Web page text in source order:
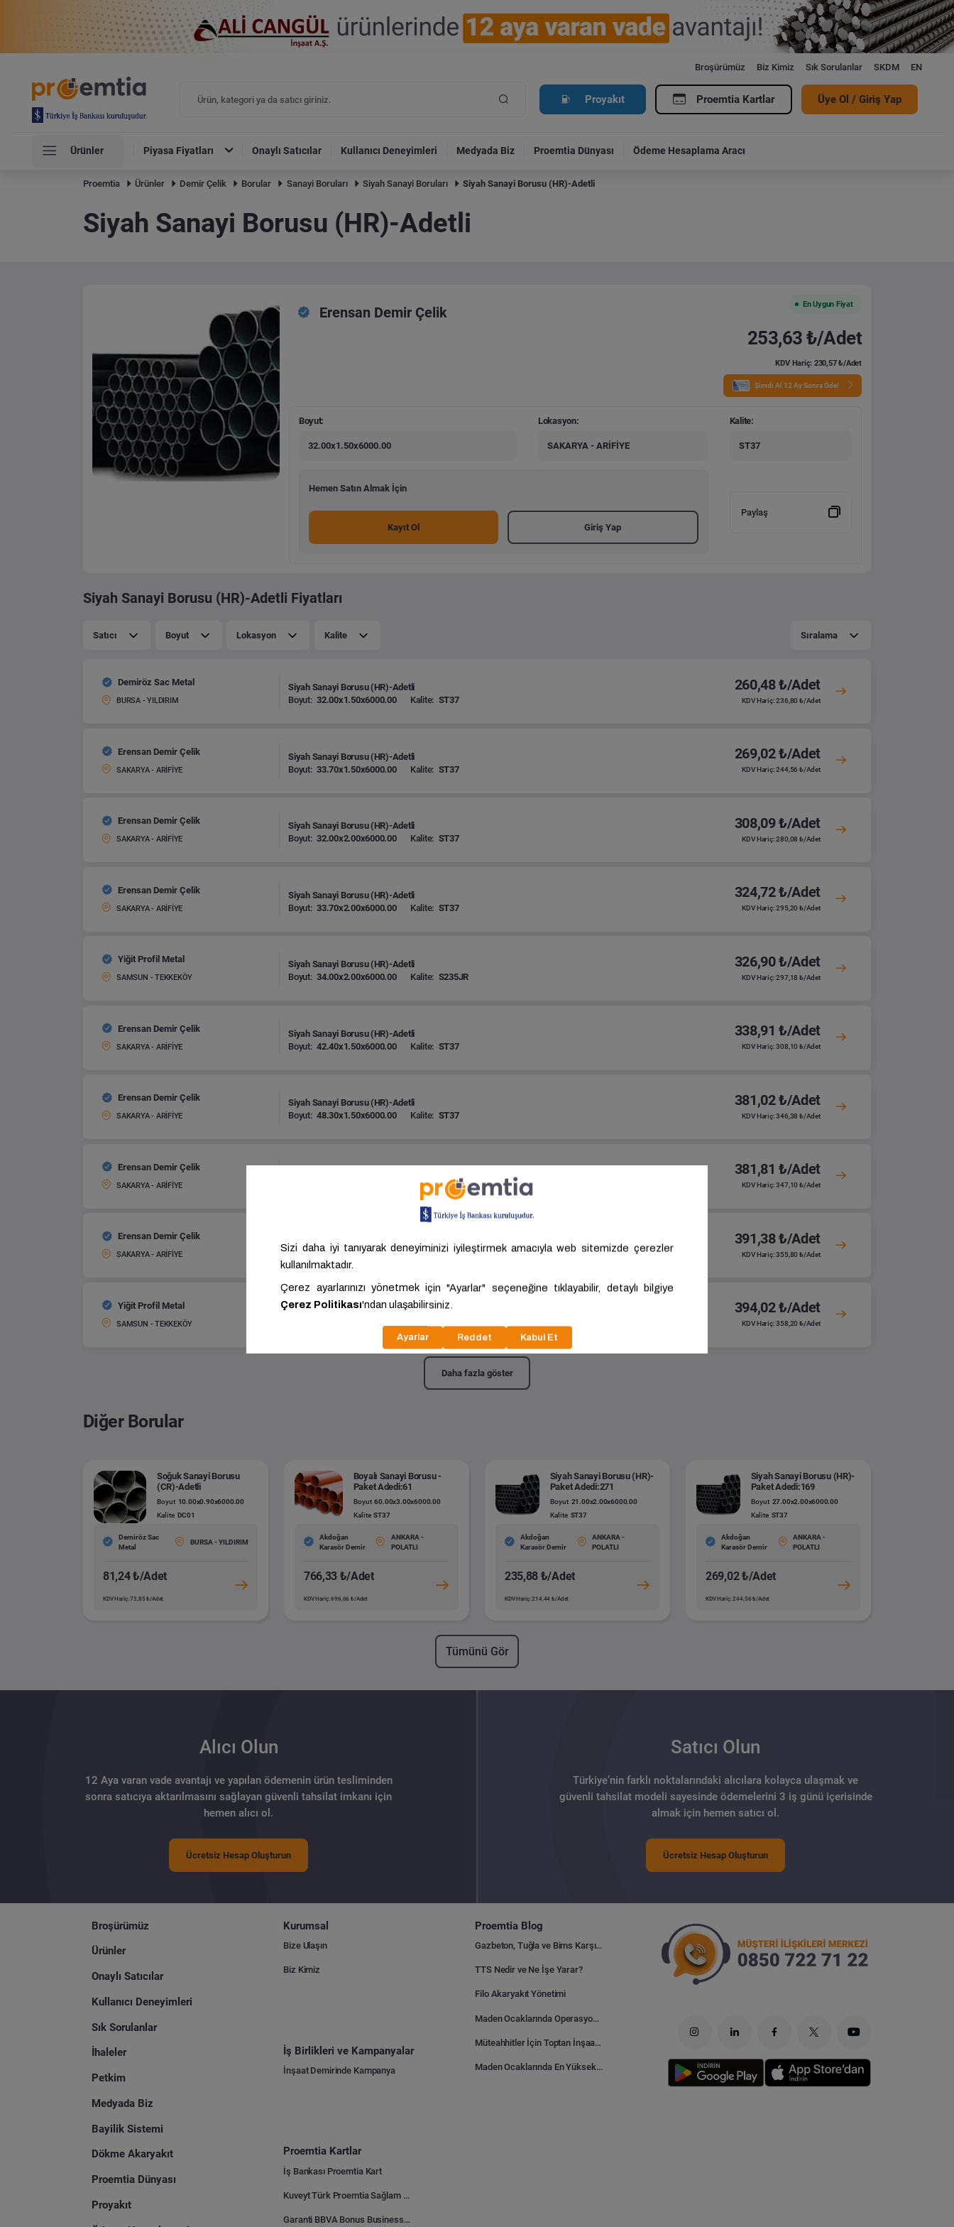
Broşürümüz Biz Kimiz Sık Sorulanlar SKDM EN
Proyakıt Proemtia Kartlar Üye Ol / Giriş Yap
Ürünler Piyasa Fiyatları Onaylı Satıcılar Kullanıcı Deneyimleri Medyada Biz Proemtia Dünyası Ödeme Hesaplama Aracı
Proemtia Ürünler Demir Çelik Borular Sanayi Boruları Siyah Sanayi Boruları Siyah Sanayi Borusu (HR)-Adetli
Siyah Sanayi Borusu (HR)-Adetli
Erensan Demir Çelik
En Uygun Fiyat
253,63 ₺/Adet
KDV Hariç: 230,57 ₺/Adet
Şimdi Al 12 Ay Sonra Öde!
Boyut:
32.00x1.50x6000.00
Lokasyon:
SAKARYA - ARİFİYE
Kalite:
ST37
Hemen Satın Almak İçin
Kayıt Ol Giriş Yap
Paylaş
Siyah Sanayi Borusu (HR)-Adetli Fiyatları
Satıcı Boyut Lokasyon Kalite Sıralama
Demiröz Sac Metal
BURSA - YILDIRIM
Siyah Sanayi Borusu (HR)-Adetli
Boyut: 32.00x1.50x6000.00 Kalite: ST37
260,48 ₺/Adet
KDV Hariç: 236,80 ₺/Adet
Erensan Demir Çelik
SAKARYA - ARİFİYE
Siyah Sanayi Borusu (HR)-Adetli
Boyut: 33.70x1.50x6000.00 Kalite: ST37
269,02 ₺/Adet
KDV Hariç: 244,56 ₺/Adet
Erensan Demir Çelik
SAKARYA - ARİFİYE
Siyah Sanayi Borusu (HR)-Adetli
Boyut: 32.00x2.00x6000.00 Kalite: ST37
308,09 ₺/Adet
KDV Hariç: 280,08 ₺/Adet
Erensan Demir Çelik
SAKARYA - ARİFİYE
Siyah Sanayi Borusu (HR)-Adetli
Boyut: 33.70x2.00x6000.00 Kalite: ST37
324,72 ₺/Adet
KDV Hariç: 295,20 ₺/Adet
Yiğit Profil Metal
SAMSUN - TEKKEKÖY
Siyah Sanayi Borusu (HR)-Adetli
Boyut: 34.00x2.00x6000.00 Kalite: S235JR
326,90 ₺/Adet
KDV Hariç: 297,18 ₺/Adet
Erensan Demir Çelik
SAKARYA - ARİFİYE
Siyah Sanayi Borusu (HR)-Adetli
Boyut: 42.40x1.50x6000.00 Kalite: ST37
338,91 ₺/Adet
KDV Hariç: 308,10 ₺/Adet
Erensan Demir Çelik
SAKARYA - ARİFİYE
Siyah Sanayi Borusu (HR)-Adetli
Boyut: 48.30x1.50x6000.00 Kalite: ST37
381,02 ₺/Adet
KDV Hariç: 346,38 ₺/Adet
Erensan Demir Çelik
SAKARYA - ARİFİYE Kalite: ST37
381,81 ₺/Adet
KDV Hariç: 347,10 ₺/Adet
Erensan Demir Çelik
SAKARYA - ARİFİYE
Siyah Sanayi Borusu (HR)-Adetli
Boyut: 33.70x2.50x6000.00 Kalite: ST37
391,38 ₺/Adet
KDV Hariç: 355,80 ₺/Adet
Yiğit Profil Metal
SAMSUN - TEKKEKÖY
Siyah Sanayi Borusu (HR)-Adetli
394,02 ₺/Adet
KDV Hariç: 358,20 ₺/Adet
Daha fazla göster
Diğer Borular
Soğuk Sanayi Borusu
(CR)-Adetli
Boyut 10.00x0.90x6000.00
Kalite DC01
Demiröz Sac
Metal
BURSA - YILDIRIM
81,24 ₺/Adet
KDV Hariç: 73,85 ₺/Adet
Boyalı Sanayi Borusu -
Paket Adedi:61
Boyut 60.00x3.00x6000.00
Kalite ST37
Akdoğan
Karasör Demir
ANKARA -
POLATLI
766,33 ₺/Adet
KDV Hariç: 696,66 ₺/Adet
Siyah Sanayi Borusu (HR)-
Paket Adedi:271
Boyut 21.00x2.00x6000.00
Kalite ST37
Akdoğan
Karasör Demir
ANKARA -
POLATLI
235,88 ₺/Adet
KDV Hariç: 214,44 ₺/Adet
Siyah Sanayi Borusu (HR)-
Paket Adedi:169
Boyut 27.00x2.00x6000.00
Kalite ST37
Akdoğan
Karasör Demir
ANKARA -
POLATLI
269,02 ₺/Adet
KDV Hariç: 244,56 ₺/Adet
Tümünü Gör
Alıcı Olun
12 Aya varan vade avantajı ve yapılan ödemenin ürün tesliminden
sonra satıcıya aktarılmasını sağlayan güvenli tahsilat imkanı için
hemen alıcı ol.
Ücretsiz Hesap Oluşturun
Satıcı Olun
Türkiye’nin farklı noktalarındaki alıcılara kolayca ulaşmak ve
güvenli tahsilat modeli sayesinde ödemelerini 3 iş günü içerisinde
almak için hemen satıcı ol.
Ücretsiz Hesap Oluşturun
Broşürümüz
Ürünler
Onaylı Satıcılar
Kullanıcı Deneyimleri
Sık Sorulanlar
İhaleler
Petkim
Medyada Biz
Bayilik Sistemi
Dökme Akaryakıt
Proemtia Dünyası
Proyakıt
Kurumsal
Bize Ulaşın
Biz Kimiz
İş Birlikleri ve Kampanyalar
İnşaat Demirinde Kampanya
Proemtia Kartlar
İş Bankası Proemtia Kart
Kuveyt Türk Proemtia Sağlam Bayi Kart
Garanti BBVA Bonus Business Proemtia Bayi Kart
Proemtia Blog
Gazbeton, Tuğla ve Bims Karşılaştırması: Hangisi Daha Avantajlı?
TTS Nedir ve Ne İşe Yarar?
Filo Akaryakıt Yönetimi
Maden Ocaklarında Operasyonel Verimlilik Nasıl Arttırılır?
Müteahhitler İçin Toptan İnşaat Malzemesi Satın Alma Rehberi
Maden Ocaklarında En Yüksek Gider Kalemleri Nelerdir?